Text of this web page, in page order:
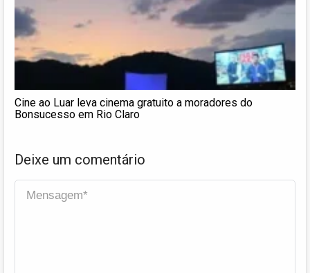
Cine ao Luar leva cinema gratuito a moradores do
Bonsucesso em Rio Claro
Deixe um comentário